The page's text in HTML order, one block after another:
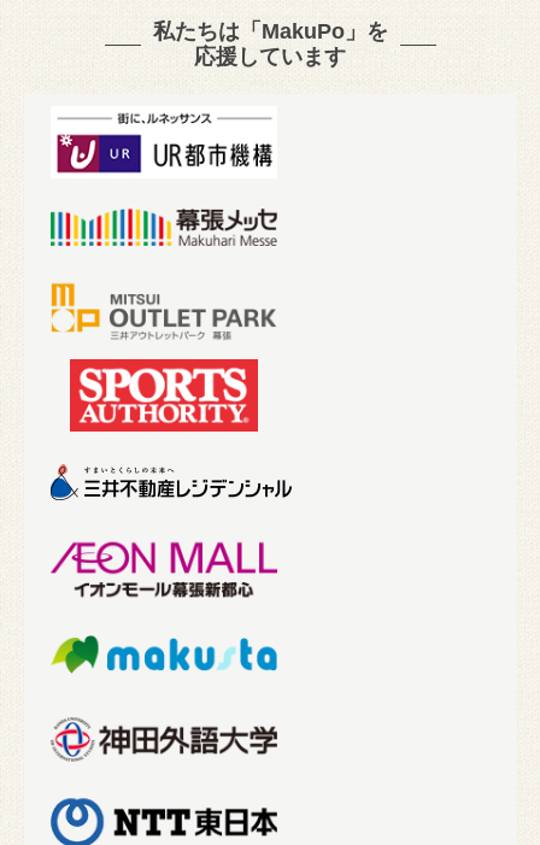
私たちは「MakuPo」を
応援しています